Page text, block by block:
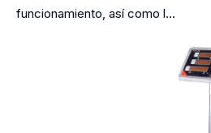
funcionamiento, así como l...